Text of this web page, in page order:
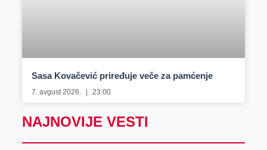
Sasa Kovačević priređuje veče za pamćenje
7. avgust 2026. 23:00
NAJNOVIJE VESTI